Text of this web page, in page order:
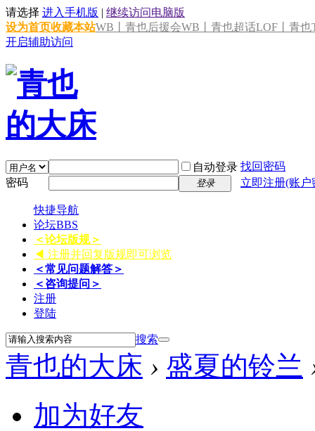
请选择 进入手机版 | 继续访问电脑版
设为首页收藏本站WB丨青也后援会WB丨青也超话LOF丨青也
开启辅助访问
自动登录 找回密码
密码
登录 立即注册(账
快捷导航
论坛BBS
＜论坛版规＞
◀ 注册并回复版规即可浏览
＜常见问题解答＞
＜咨询提问＞
注册
登陆
搜索
青也的大床 › 盛夏的铃兰
加为好友